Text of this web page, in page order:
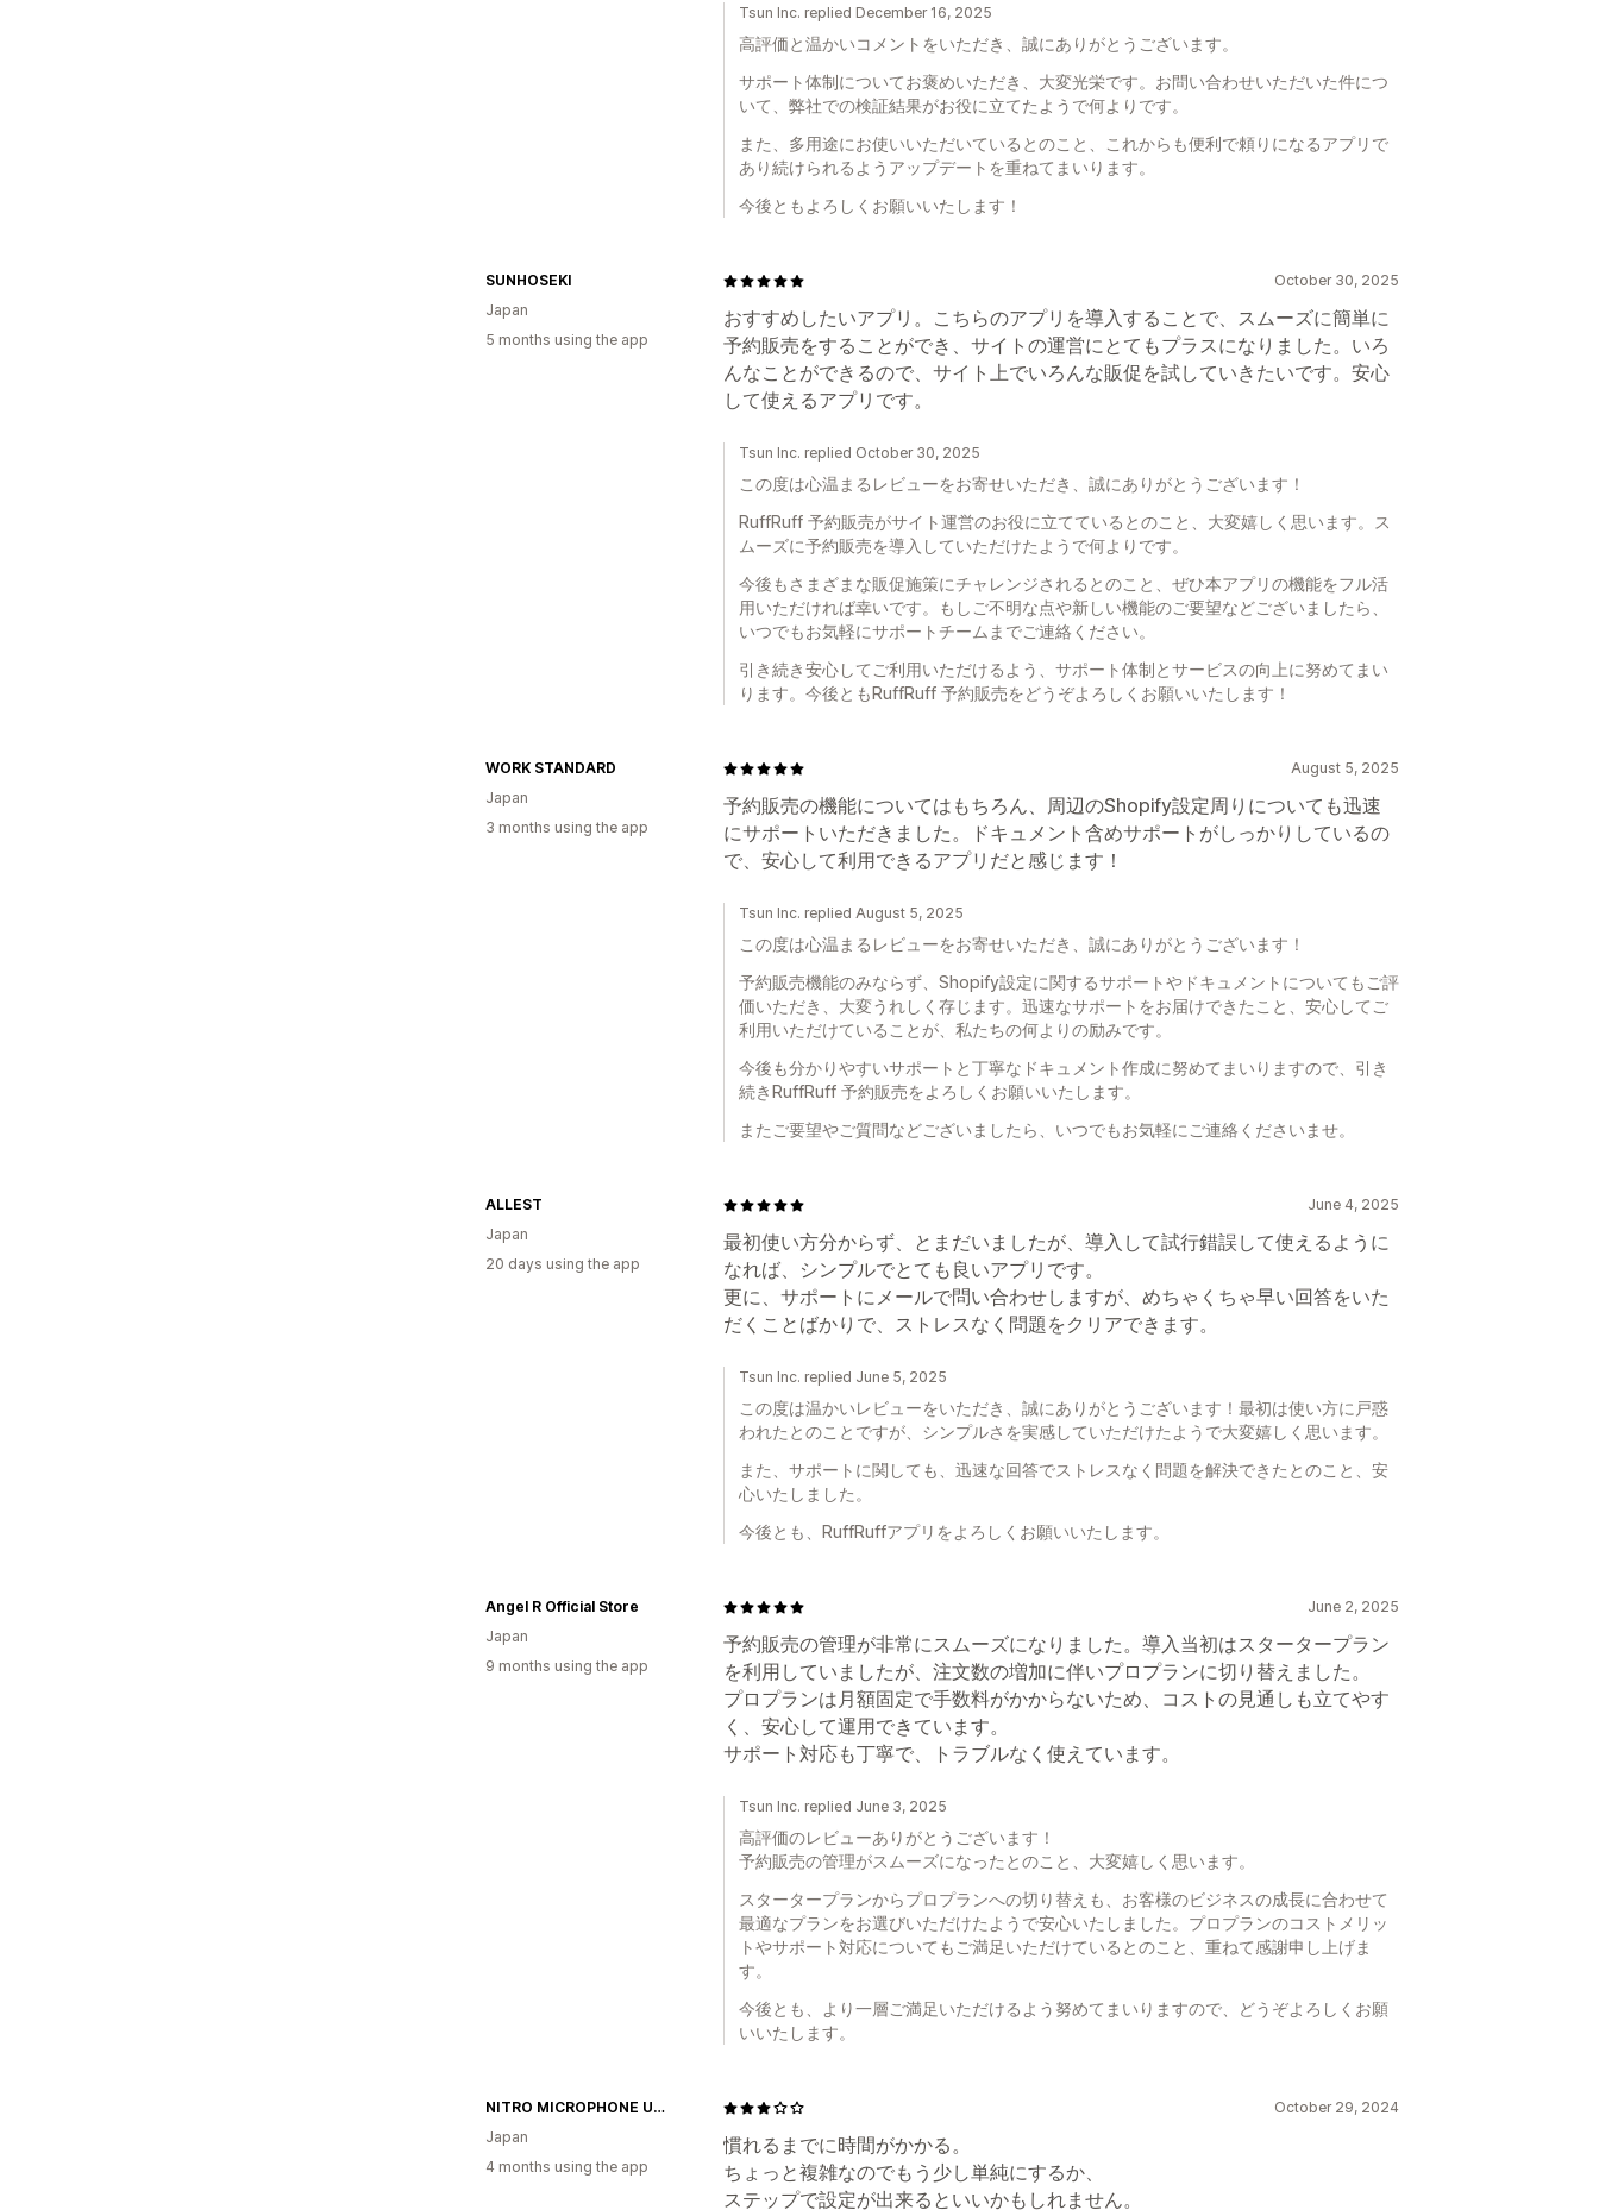
Tsun Inc. replied December 16, 2025
高評価と温かいコメントをいただき、誠にありがとうございます。
サポート体制についてお褒めいただき、大変光栄です。お問い合わせいただいた件につ
いて、弊社での検証結果がお役に立てたようで何よりです。
また、多用途にお使いいただいているとのこと、これからも便利で頼りになるアプリで
あり続けられるようアップデートを重ねてまいります。
今後ともよろしくお願いいたします！
October 30, 2025
おすすめしたいアプリ。こちらのアプリを導入することで、スムーズに簡単に
予約販売をすることができ、サイトの運営にとてもプラスになりました。いろ
んなことができるので、サイト上でいろんな販促を試していきたいです。安心
して使えるアプリです。
SUNHOSEKI
Japan
5 months using the app
Tsun Inc. replied October 30, 2025
この度は心温まるレビューをお寄せいただき、誠にありがとうございます！
RuffRuff 予約販売がサイト運営のお役に立てているとのこと、大変嬉しく思います。ス
ムーズに予約販売を導入していただけたようで何よりです。
今後もさまざまな販促施策にチャレンジされるとのこと、ぜひ本アプリの機能をフル活
用いただければ幸いです。もしご不明な点や新しい機能のご要望などございましたら、
いつでもお気軽にサポートチームまでご連絡ください。
引き続き安心してご利用いただけるよう、サポート体制とサービスの向上に努めてまい
ります。今後ともRuffRuff 予約販売をどうぞよろしくお願いいたします！
August 5, 2025
予約販売の機能についてはもちろん、周辺のShopify設定周りについても迅速
にサポートいただきました。ドキュメント含めサポートがしっかりしているの
で、安心して利用できるアプリだと感じます！
WORK STANDARD
Japan
3 months using the app
Tsun Inc. replied August 5, 2025
この度は心温まるレビューをお寄せいただき、誠にありがとうございます！
予約販売機能のみならず、Shopify設定に関するサポートやドキュメントについてもご評
価いただき、大変うれしく存じます。迅速なサポートをお届けできたこと、安心してご
利用いただけていることが、私たちの何よりの励みです。
今後も分かりやすいサポートと丁寧なドキュメント作成に努めてまいりますので、引き
続きRuffRuff 予約販売をよろしくお願いいたします。
またご要望やご質問などございましたら、いつでもお気軽にご連絡くださいませ。
June 4, 2025
最初使い方分からず、とまだいましたが、導入して試行錯誤して使えるように
なれば、シンプルでとても良いアプリです。
更に、サポートにメールで問い合わせしますが、めちゃくちゃ早い回答をいた
だくことばかりで、ストレスなく問題をクリアできます。
ALLEST
Japan
20 days using the app
Tsun Inc. replied June 5, 2025
この度は温かいレビューをいただき、誠にありがとうございます！最初は使い方に戸惑
われたとのことですが、シンプルさを実感していただけたようで大変嬉しく思います。
また、サポートに関しても、迅速な回答でストレスなく問題を解決できたとのこと、安
心いたしました。
今後とも、RuffRuffアプリをよろしくお願いいたします。
June 2, 2025
予約販売の管理が非常にスムーズになりました。導入当初はスタータープラン
を利用していましたが、注文数の増加に伴いプロプランに切り替えました。
プロプランは月額固定で手数料がかからないため、コストの見通しも立てやす
く、安心して運用できています。
サポート対応も丁寧で、トラブルなく使えています。
Angel R Official Store
Japan
9 months using the app
Tsun Inc. replied June 3, 2025
高評価のレビューありがとうございます！
予約販売の管理がスムーズになったとのこと、大変嬉しく思います。
スタータープランからプロプランへの切り替えも、お客様のビジネスの成長に合わせて
最適なプランをお選びいただけたようで安心いたしました。プロプランのコストメリッ
トやサポート対応についてもご満足いただけているとのこと、重ねて感謝申し上げま
す。
今後とも、より一層ご満足いただけるよう努めてまいりますので、どうぞよろしくお願
いいたします。
October 29, 2024
慣れるまでに時間がかかる。
ちょっと複雑なのでもう少し単純にするか、
ステップで設定が出来るといいかもしれません。
NITRO MICROPHONE UNDERGROUND Official Shop
Japan
4 months using the app